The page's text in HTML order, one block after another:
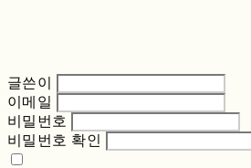
글쓴이
이메일
비밀번호
비밀번호 확인